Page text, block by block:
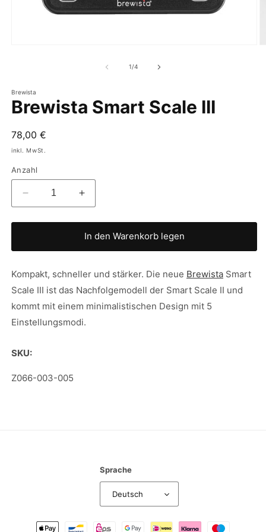
1/von
4
Brewista
Brewista Smart Scale III
Normaler
Preis
78,00 €
inkl. MwSt.
Anzahl
Verringere
die
Menge
Brewista
Scale
III
Erhöhe
die
Menge
für
Brewista
Scale
III
In den Warenkorb legen
Kompakt, schneller und stärker. Die neue Brewista Smart
Scale III ist das Nachfolgemodell der Smart Scale II und
kommt mit einem minimalistischen Design mit 5
Einstellungsmodi.
SKU:
SKU:
Z066-003-005
Sprache
Deutsch
Zahlungsmethoden